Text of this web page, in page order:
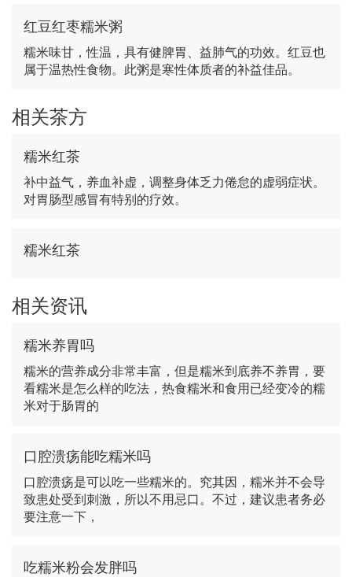
红豆红枣糯米粥
糯米味甘，性温，具有健脾胃、益肺气的功效。红豆也
属于温热性食物。此粥是寒性体质者的补益佳品。
相关茶方
糯米红茶
补中益气，养血补虚，调整身体乏力倦怠的虚弱症状。
对胃肠型感冒有特别的疗效。
糯米红茶
相关资讯
糯米养胃吗
糯米的营养成分非常丰富，但是糯米到底养不养胃，要
看糯米是怎么样的吃法，热食糯米和食用已经变冷的糯
米对于肠胃的
口腔溃疡能吃糯米吗
口腔溃疡是可以吃一些糯米的。究其因，糯米并不会导
致患处受到刺激，所以不用忌口。不过，建议患者务必
要注意一下，
吃糯米粉会发胖吗